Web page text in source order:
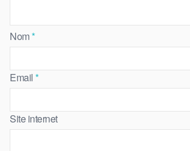
Nom*
Email*
Site internet